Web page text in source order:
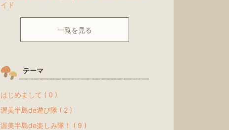
イド
一覧を見る
テーマ
はじめまして ( 0 )
渥美半島de遊び隊 ( 2 )
渥美半島de楽しみ隊！ ( 9 )